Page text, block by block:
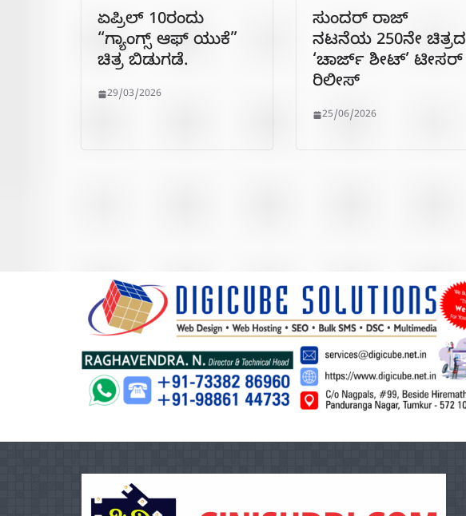
ಏಪ್ರಿಲ್‍ 10ರಂದು
“ಗ್ಯಾಂಗ್ಸ್ ಆಫ್‍ ಯುಕೆ”
ಚಿತ್ರ ಬಿಡುಗಡೆ.
29/03/2026
ಸುಂದರ್ ರಾಜ್
ನಟನೆಯ 250ನೇ ಚಿತ್ರದ
‘ಚಾರ್ಜ್ ಶೀಟ್’ ಟೀಸರ್
ರಿಲೀಸ್
25/06/2026